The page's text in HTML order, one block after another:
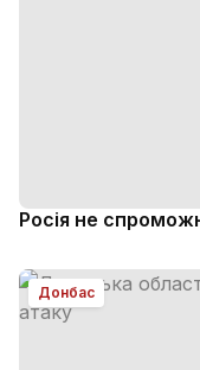
Росія не
Донбас